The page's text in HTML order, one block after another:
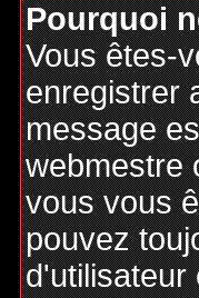
Pourquoi
Vous êtes-
enregistrer
message
webmestre
vous vous
pouvez
d'utilisateur